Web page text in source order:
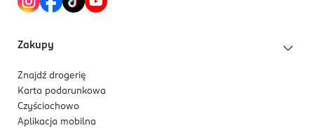
Zakupy
Znajdź drogerię
Karta podarunkowa
Czyściochowo
Aplikacja mobilna